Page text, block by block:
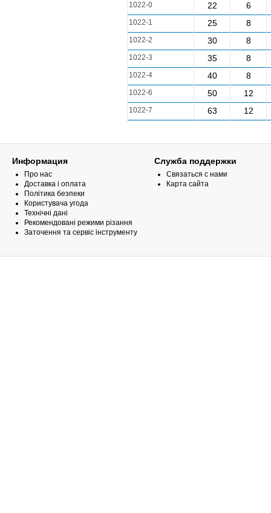
1022-0 22 6
1022-1 25 8
1022-2 30 8
1022-3 35 8
1022-4 40 8
1022-6 50 12
1022-7 63 12
Информация
Про нас
Доставка і оплата
Політика безпеки
Користувача угода
Технічні дані
Рекомендовані режими різання
Заточення та сервіс інструменту
Служба поддержки
Связаться с нами
Карта сайта